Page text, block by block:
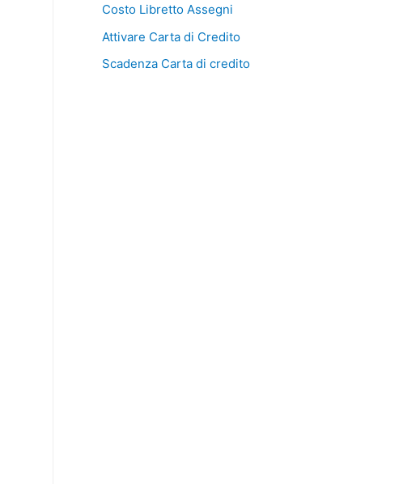
Costo Libretto Assegni
Attivare Carta di Credito
Scadenza Carta di credito